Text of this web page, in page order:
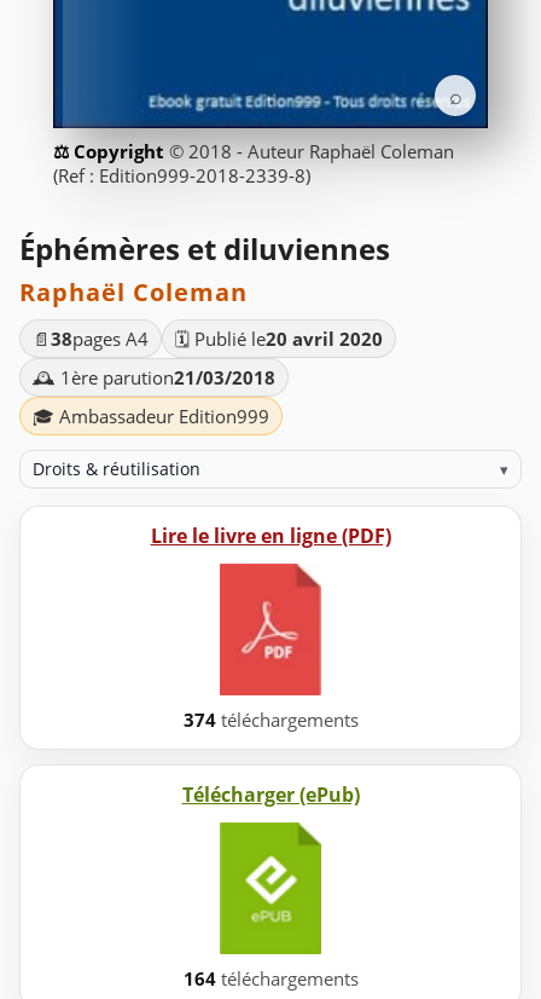
⌕
© 2018 - Auteur Raphaël Coleman
(Ref : Edition999-2018-2339-8)
Éphémères et diluviennes
Raphaël Coleman
📄 38pages A4 🗓️ Publié le20 avril 2020
🕰️ 1ère parution21/03/2018
🎓 Ambassadeur Edition999
Droits & réutilisation ▾
Lire le livre en ligne (PDF)
374téléchargements
Télécharger (ePub)
164téléchargements